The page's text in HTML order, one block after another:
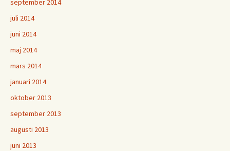
september 2014
juli 2014
juni 2014
maj 2014
mars 2014
januari 2014
oktober 2013
september 2013
augusti 2013
juni 2013